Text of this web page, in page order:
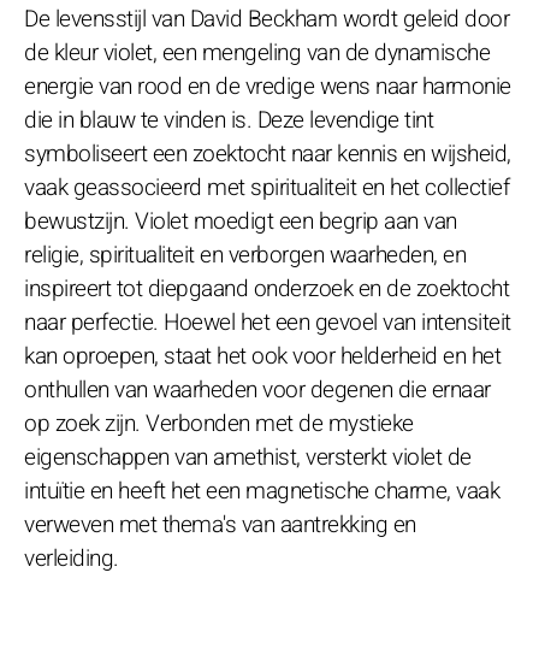
De levensstijl van David Beckham wordt geleid door
de kleur violet, een mengeling van de dynamische
energie van rood en de vredige wens naar harmonie
die in blauw te vinden is. Deze levendige tint
symboliseert een zoektocht naar kennis en wijsheid,
vaak geassocieerd met spiritualiteit en het collectief
bewustzijn. Violet moedigt een begrip aan van
religie, spiritualiteit en verborgen waarheden, en
inspireert tot diepgaand onderzoek en de zoektocht
naar perfectie. Hoewel het een gevoel van intensiteit
kan oproepen, staat het ook voor helderheid en het
onthullen van waarheden voor degenen die ernaar
op zoek zijn. Verbonden met de mystieke
eigenschappen van amethist, versterkt violet de
intuïtie en heeft het een magnetische charme, vaak
verweven met thema's van aantrekking en
verleiding.